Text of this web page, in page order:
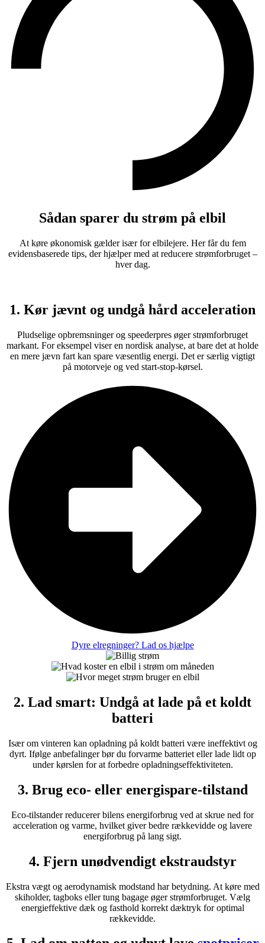
Sådan sparer du strøm på elbil
At køre økonomisk gælder især for elbilejere. Her får du fem
evidensbaserede tips, der hjælper med at reducere strømforbruget –
hver dag.
1. Kør jævnt og undgå hård acceleration
Pludselige opbremsninger og speederpres øger strømforbruget
markant. For eksempel viser en nordisk analyse, at bare det at holde
en mere jævn fart kan spare væsentlig energi. Det er særlig vigtigt
på motorveje og ved start-stop-kørsel.
Dyre elregninger? Lad os hjælpe
2. Lad smart: Undgå at lade på et koldt
batteri
Især om vinteren kan opladning på koldt batteri være ineffektivt og
dyrt. Ifølge anbefalinger bør du forvarme batteriet eller lade lidt op
under kørslen for at forbedre opladningseffektiviteten.
3. Brug eco- eller energispare-tilstand
Eco-tilstander reducerer bilens energiforbrug ved at skrue ned for
acceleration og varme, hvilket giver bedre rækkevidde og lavere
energiforbrug på lang sigt.
4. Fjern unødvendigt ekstraudstyr
Ekstra vægt og aerodynamisk modstand har betydning. At køre med
skiholder, tagboks eller tung bagage øger strømforbruget. Vælg
energieffektive dæk og fasthold korrekt dæktryk for optimal
rækkevidde.